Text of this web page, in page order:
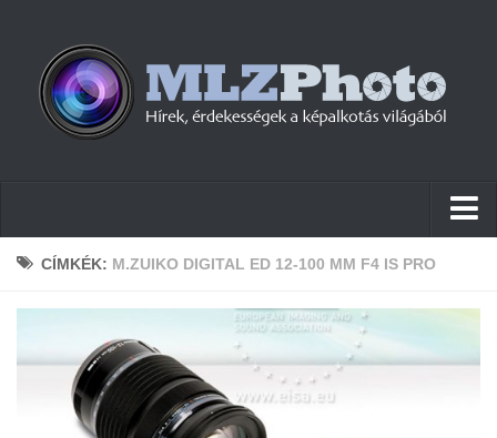
Hírek
Szoftver
Firmware
CÍMKÉK: M.ZUIKO DIGITAL ED 12-100 MM F4 IS PRO